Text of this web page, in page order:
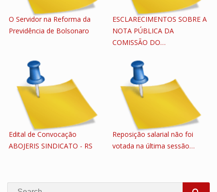
O Servidor na Reforma da
Previdência de Bolsonaro
ESCLARECIMENTOS SOBRE A
NOTA PÚBLICA DA
COMISSÃO DO…
Edital de Convocação
ABOJERIS SINDICATO - RS
Reposição salarial não foi
votada na última sessão…
Search